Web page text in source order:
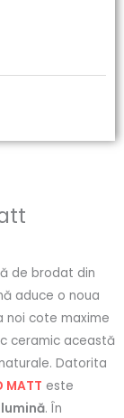
de brodat din
aduce o noua
noi cote maxime
ceramic această
Datorita
MATT este
. În